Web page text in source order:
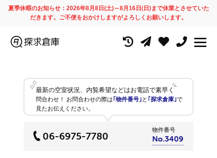
夏季休暇のお知らせ：2026年8月8日(土)～8月16日(日)まで休業とさせていた
だきます。ご不便をおかけしますがよろしくお願いします。
最新の空室状況、内覧希望などはお電話で素早く
問合わせ！ お問合わせの際は ｢物件番号｣ と ｢探求倉庫｣で
見たお伝えください。
06-6975-7780
物件番号
No.3409